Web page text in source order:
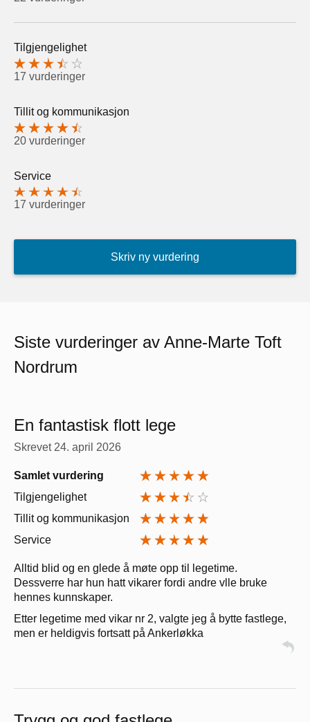
Tilgjengelighet
17 vurderinger
Tillit og kommunikasjon
20 vurderinger
Service
17 vurderinger
Skriv ny vurdering
Siste vurderinger av Anne-Marte Toft
Nordrum
En fantastisk flott lege
Skrevet 24. april 2026
Samlet vurdering
Tilgjengelighet
Tillit og kommunikasjon
Service
Alltid blid og en glede å møte opp til legetime.
Dessverre har hun hatt vikarer fordi andre vlle bruke
hennes kunnskaper.
Etter legetime med vikar nr 2, valgte jeg å bytte fastlege,
men er heldigvis fortsatt på Ankerløkka